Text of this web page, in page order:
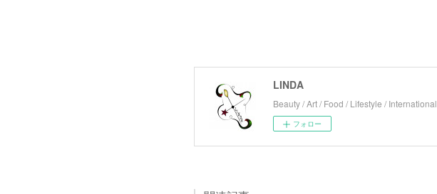
LINDA
Beauty / Art / Food / Lifestyle / International
フォロー